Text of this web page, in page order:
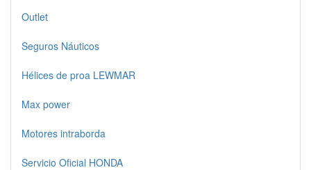
Outlet
Seguros Náuticos
Hélices de proa LEWMAR
Max power
Motores intraborda
Servicio Oficial HONDA